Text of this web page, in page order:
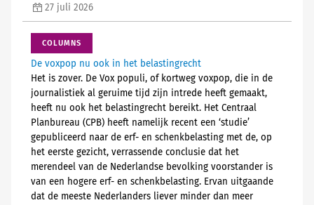
27 juli 2026
COLUMNS
De voxpop nu ook in het belastingrecht
Het is zover. De Vox populi, of kortweg voxpop, die in de
journalistiek al geruime tijd zijn intrede heeft gemaakt,
heeft nu ook het belastingrecht bereikt. Het Centraal
Planbureau (CPB) heeft namelijk recent een ‘studie’
gepubliceerd naar de erf- en schenkbelasting met de, op
het eerste gezicht, verrassende conclusie dat het
merendeel van de Nederlandse bevolking voorstander is
van een hogere erf- en schenkbelasting. Ervan uitgaande
dat de meeste Nederlanders liever minder dan meer